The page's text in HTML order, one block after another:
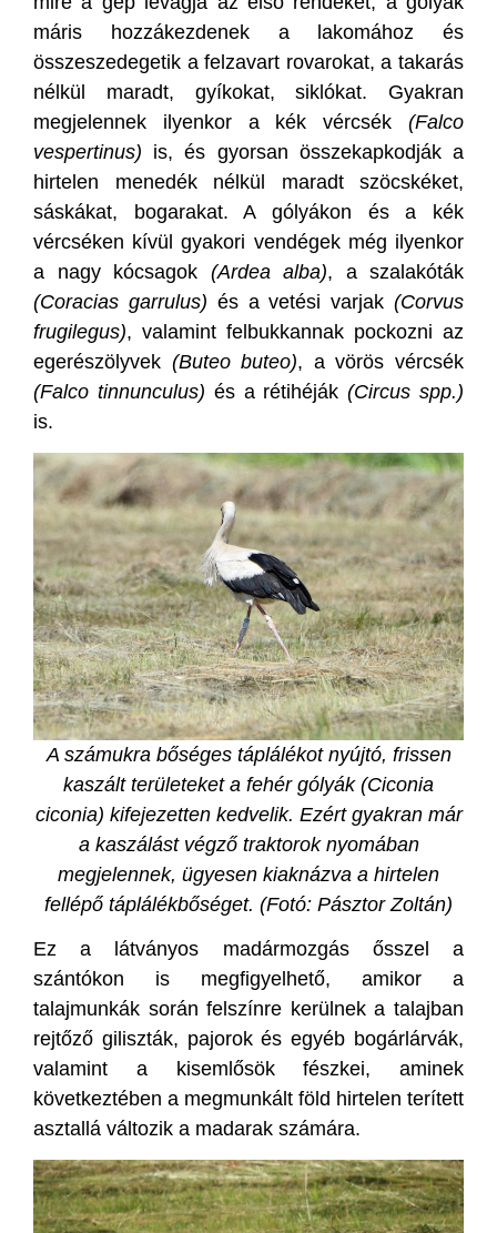
máris hozzákezdenek a lakomához és
összeszedegetik a felzavart rovarokat, a takarás
nélkül maradt, gyíkokat, siklókat. Gyakran
megjelennek ilyenkor a kék vércsék (Falco
vespertinus) is, és gyorsan összekapkodják a
hirtelen menedék nélkül maradt szöcskéket,
sáskákat, bogarakat. A gólyákon és a kék
vércséken kívül gyakori vendégek még ilyenkor
a nagy kócsagok (Ardea alba), a szalakóták
(Coracias garrulus) és a vetési varjak(Corvus
frugilegus), valamint felbukkannak pockozni az
egerészölyvek (Buteo buteo), a vörös vércsék
(Falco tinnunculus) és a rétihéják(Circus spp.)
is.
A számukra bőséges táplálékot nyújtó, frissen
kaszált területeket a fehér gólyák (Ciconia
ciconia) kifejezetten kedvelik. Ezért gyakran már
a kaszálást végző traktorok nyomában
megjelennek, ügyesen kiaknázva a hirtelen
fellépő táplálékbőséget. (Fotó: Pásztor Zoltán)
Ez a látványos madármozgás ősszel a
szántókon is megfigyelhető, amikor a
talajmunkák során felszínre kerülnek a talajban
rejtőző giliszták, pajorok és egyéb bogárlárvák,
valamint a kisemlősök fészkei, aminek
következtében a megmunkált föld hirtelen terített
asztallá változik a madarak számára.